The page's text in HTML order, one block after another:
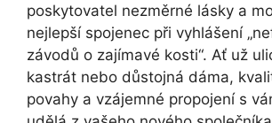
poskytovatel nezměrné lásky a
nejlepší spojenec při vyhlášení
závodů o zajímavé kosti“. Ať už
kastrát nebo důstojná dáma,
povahy a vzájemné propojení s